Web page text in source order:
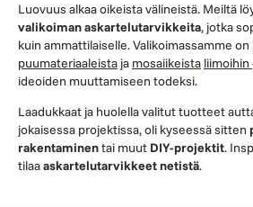
Luovuus alkaa oikeista välineistä. Meiltä
valikoiman askartelutarvikkeita, jotka
kuin ammattilaiselle. Valikoimassamme on
puumateriaaleista ja mosaiikeista liimoihin
ideoiden muuttamiseen todeksi.
Laadukkaat ja huolella valitut tuotteet
jokaisessa projektissa, oli kyseessä sitten
rakentaminentai muut DIY-projektit.
tilaaaskartelutarvikkeet netistä.